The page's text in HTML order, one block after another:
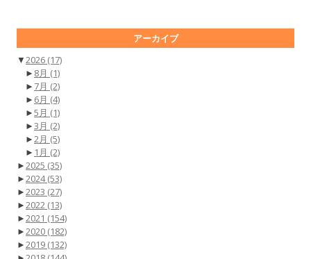
アーカイブ
▼2026 (17)
► 8月 (1)
► 7月 (2)
► 6月 (4)
►5月 (1)
►3月 (2)
►2月 (5)
► 1月 (2)
►2025 (35)
►2024(53)
►2023 (27)
►2022 (13)
►2021 (154)
►2020 (182)
►2019 (132)